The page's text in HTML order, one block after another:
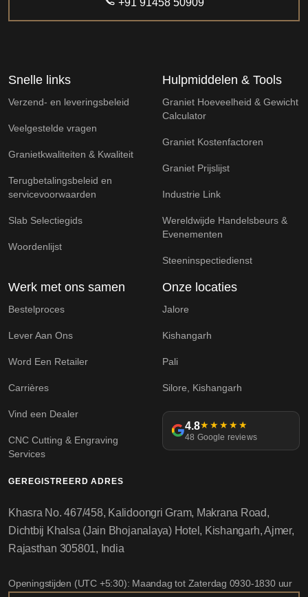
+91 91458 50909
Snelle links
Verzend- en leveringsbeleid
Veelgestelde vragen
Granietkwaliteiten & Kwaliteit
Terugbetalingsbeleid en
servicevoorwaarden
Slab Selectiegids
Woordenlijst
Hulpmiddelen & Tools
Graniet Hoeveelheid & Gewicht
Calculator
Graniet Kostenfactoren
Graniet Prijslijst
Industrie Link
Wereldwijde Handelsbeurs &
Evenementen
Steeninspectiedienst
Werk met ons samen
Bestelproces
Lever Aan Ons
Word Een Retailer
Carrières
Vind een Dealer
CNC Cutting & Engraving
Services
Onze locaties
Jalore
Kishangarh
Pali
Silore, Kishangarh
4.8★★★★★
48 Google reviews
GEREGISTREERD ADRES
Khasra No. 467/458, Kalidoongri Gram, Makrana Road,
Dichtbij Khalsa (Jain Bhojanalaya) Hotel, Kishangarh, Ajmer,
Rajasthan 305801, India
Openingstijden (UTC +5:30): Maandag tot Zaterdag 0930-1830 uur